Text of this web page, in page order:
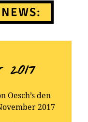
angefeuert
2017 eine
Titeln & DVD).
2017
Oesch’s den
2017